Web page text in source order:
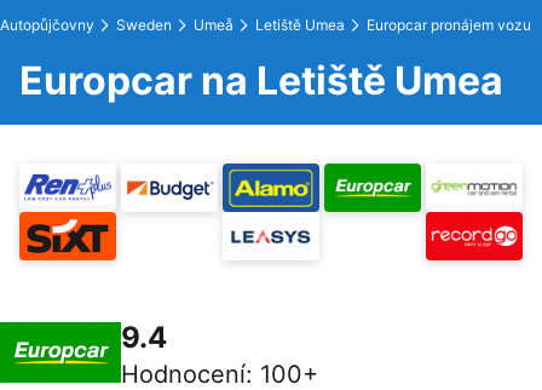
Autopůjčovny Sweden Umeå Letiště Umea Europcar pronájem vozu
Europcar na Letiště Umea
9.4
Hodnocení: 100+